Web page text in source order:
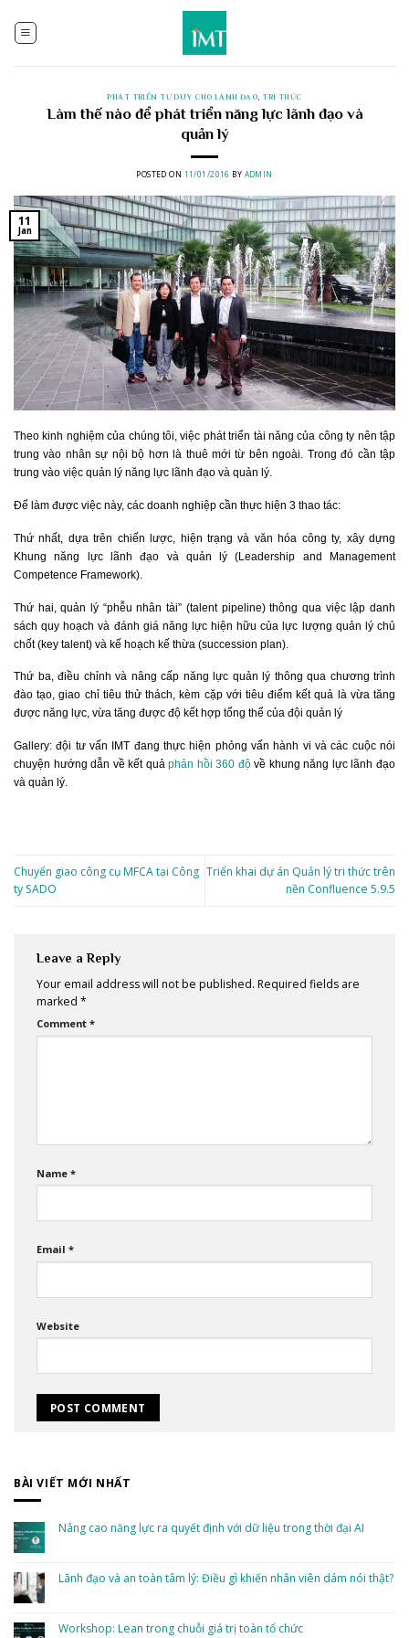
content
PHÁT TRIỂN TƯ DUY CHO LÃNH ĐẠO, TRI THỨC
Làm thế nào để phát triển năng lực lãnh đạo và
quản lý
POSTED ON 11/01/2016 BY ADMIN
11
Jan
Theo kinh nghiệm của chúng tôi, việc phát triển tài năng của công ty nên tập
trung vào nhân sự nội bộ hơn là thuê mới từ bên ngoài. Trong đó cần tập
trung vào việc quản lý năng lực lãnh đạo và quản lý.
Để làm được việc này, các doanh nghiệp cần thực hiện 3 thao tác:
Thứ nhất, dựa trên chiến lược, hiện trạng và văn hóa công ty, xây dựng
Khung năng lực lãnh đạo và quản lý (Leadership and Management
Competence Framework).
Thứ hai, quản lý “phễu nhân tài” (talent pipeline) thông qua việc lập danh
sách quy hoạch và đánh giá năng lực hiện hữu của lực lượng quản lý chủ
chốt (key talent) và kế hoạch kế thừa (succession plan).
Thứ ba, điều chỉnh và nâng cấp năng lực quản lý thông qua chương trình
đào tạo, giao chỉ tiêu thử thách, kèm cặp với tiêu điểm kết quả là vừa tăng
được năng lực, vừa tăng được độ kết hợp tổng thể của đội quản lý
Gallery: đội tư vấn IMT đang thực hiện phỏng vấn hành vi và các cuộc nói
chuyện hướng dẫn về kết quảphản hồi 360 độvề khung năng lực lãnh đạo
và quản lý.
Chuyển giao công cụ MFCA tại Công
ty SADO
Triển khai dự án Quản lý tri thức trên
nền Confluence 5.9.5
Leave a Reply
Your email address will not be published. Required fields are
marked *
Comment *
Name *
Email *
Website
BÀI VIẾT MỚI NHẤT
Nâng cao năng lực ra quyết định với dữ liệu trong thời đại AI
Nâng
cao
định
với
Lãnh đạo và an toàn tâm lý: Điều gì khiến nhân viên dám nói thật?
Lãnh
đạo
Workshop: Lean trong chuỗi giá trị toàn tổ chức